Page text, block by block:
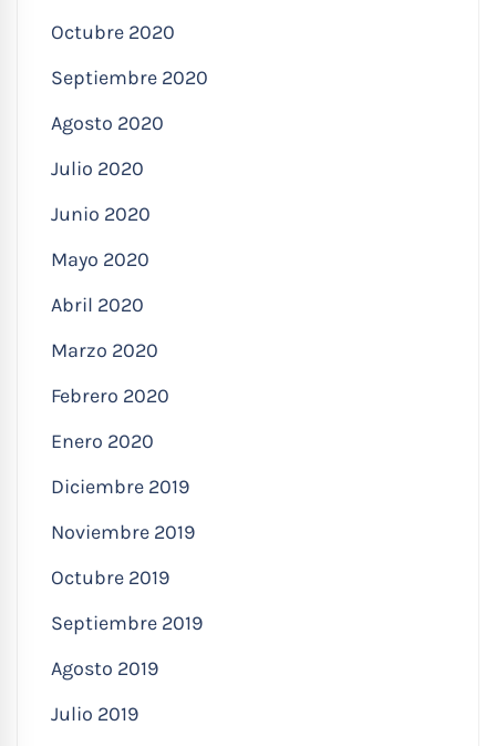
Octubre 2020
Septiembre 2020
Agosto 2020
Julio 2020
Junio 2020
Mayo 2020
Abril 2020
Marzo 2020
Febrero 2020
Enero 2020
Diciembre 2019
Noviembre 2019
Octubre 2019
Septiembre 2019
Agosto 2019
Julio 2019